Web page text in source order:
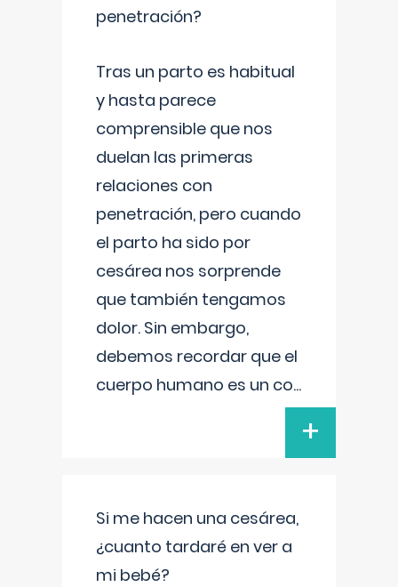
penetración?
Tras un parto es habitual
y hasta parece
comprensible que nos
duelan las primeras
relaciones con
penetración, pero cuando
el parto ha sido por
cesárea nos sorprende
que también tengamos
dolor. Sin embargo,
debemos recordar que el
cuerpo humano es un co...
+
Si me hacen una cesárea,
¿cuanto tardaré en ver a
mi bebé?